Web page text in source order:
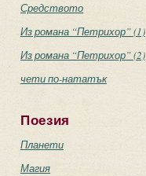
Средството
Из романа “Петрихор” (1)
Из романа “Петрихор” (2)
чети по-нататък
Поезия
Планети
Магия